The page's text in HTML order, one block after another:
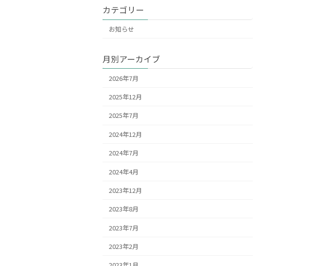
カテゴリー
お知らせ
月別アーカイブ
2026年7月
2025年12月
2025年7月
2024年12月
2024年7月
2024年4月
2023年12月
2023年8月
2023年7月
2023年2月